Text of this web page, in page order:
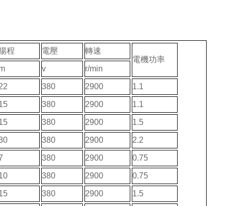
程 電壓
轉速
電機功率
v r/min
380 2900 1.1
380 2900 1.1
380 2900 1.5
380 2900 2.2
380 2900 0.75
380 2900 0.75
380 2900 1.5